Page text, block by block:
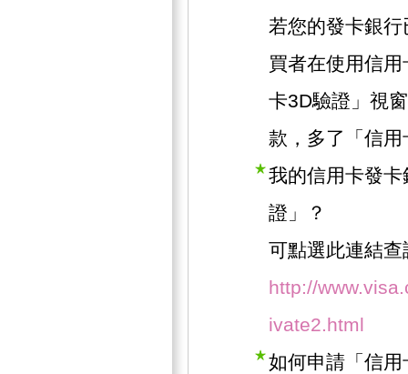
若您的發卡銀
買者在使用信
卡3D驗證」視
款，多了「信
我的信用卡發
證」？
可點選此連結查
http://
ivate2.html
如何申請「信